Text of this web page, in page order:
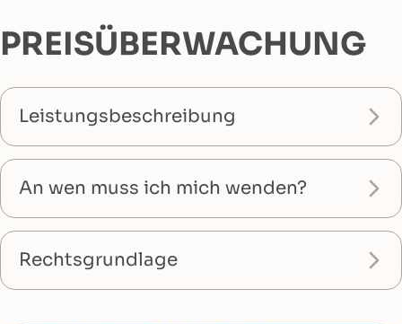
PREISÜBERWACHUNG
Leistungsbeschreibung
An wen muss ich mich wenden?
Rechtsgrundlage